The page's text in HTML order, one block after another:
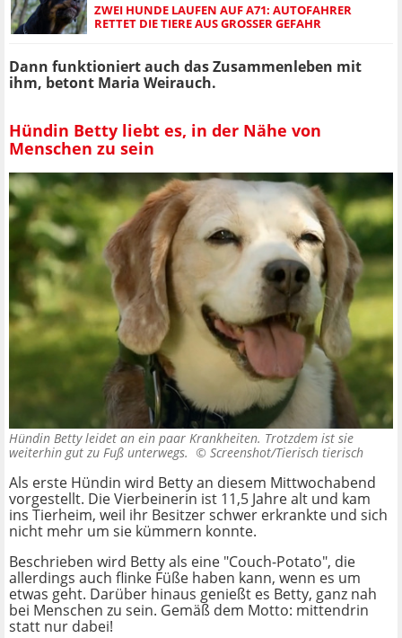
ZWEI HUNDE LAUFEN AUF A71: AUTOFAHRER
RETTET DIE TIERE AUS GROSSER GEFAHR
Dann funktioniert auch das Zusammenleben mit
ihm, betont Maria Weirauch.
Hündin Betty liebt es, in der Nähe von
Menschen zu sein
Hündin Betty leidet an ein paar Krankheiten. Trotzdem ist sie
weiterhin gut zu Fuß unterwegs. © Screenshot/Tierisch tierisch
Als erste Hündin wird Betty an diesem Mittwochabend
vorgestellt. Die Vierbeinerin ist 11,5 Jahre alt und kam
ins Tierheim, weil ihr Besitzer schwer erkrankte und sich
nicht mehr um sie kümmern konnte.
Beschrieben wird Betty als eine "Couch-Potato", die
allerdings auch flinke Füße haben kann, wenn es um
etwas geht. Darüber hinaus genießt es Betty, ganz nah
bei Menschen zu sein. Gemäß dem Motto: mittendrin
statt nur dabei!